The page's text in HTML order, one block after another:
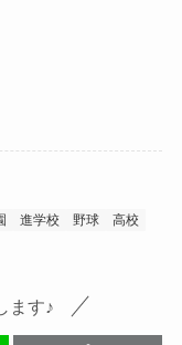
進学校 野球
高校
ます♪